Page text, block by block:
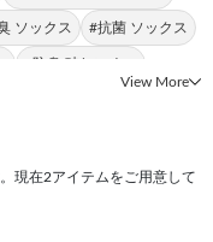
ソックス #抗菌 ソックス
#防臭 破れにくい
View More
現在2アイテムをご用意して